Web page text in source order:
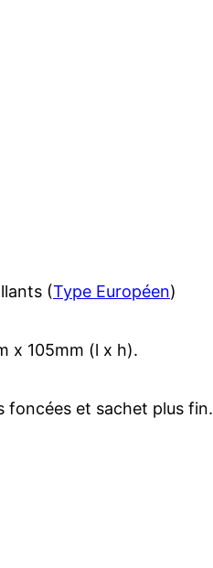
(Type Européen)
x 105mm (l x h).
foncées et sachet plus fin.